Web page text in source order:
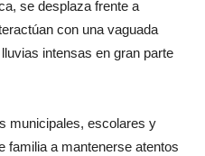
se desplaza frente a
con una vaguada
intensas en gran parte
municipales, escolares y
familia a mantenerse atentos